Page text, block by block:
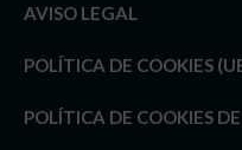
AVISO LEGAL
POLÍTICA DE COOKIES
POLÍTICA DE COOKIES